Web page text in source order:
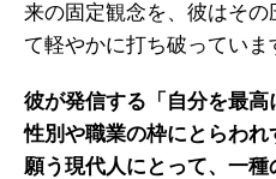
来の固定観念を、彼はそ
て軽やかに打ち破っていま
彼が発信する「自分を最高
性別や職業の枠にとらわ
願う現代人にとって、一